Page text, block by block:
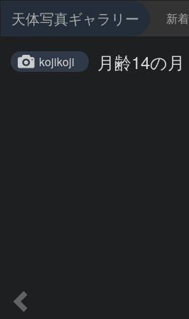
天体写真ギャラリー 新着
kojikoji 月齢14の月